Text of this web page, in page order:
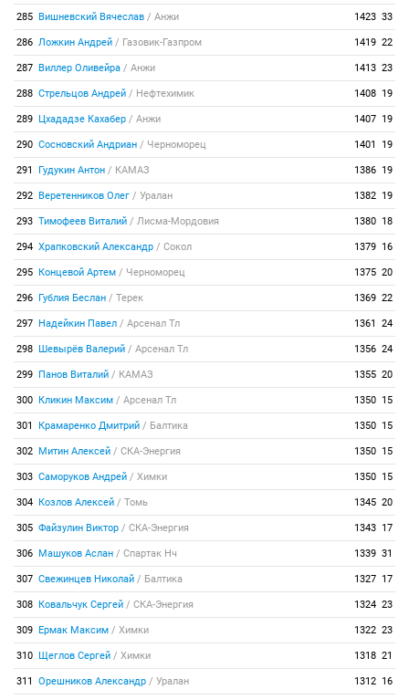
285 Вишневский Вячеслав / Анжи 1423 33
286 Ложкин Андрей / Газовик-Газпром 1419 22
287 Виллер Оливейра / Анжи 1413 23
288 Стрельцов Андрей / Нефтехимик 1408 19
289 Цхададзе Кахабер / Анжи 1407 19
290 Сосновский Андриан / Черноморец 1401 19
291 Гудукин Антон / КАМАЗ 1386 19
292 Веретенников Олег / Уралан 1382 19
293 Тимофеев Виталий / Лисма-Мордовия 1380 18
294 Храпковский Александр / Сокол 1379 16
295 Концевой Артем / Черноморец 1375 20
296 Гублия Беслан / Терек 1369 22
297 Надейкин Павел / Арсенал Тл 1361 24
298 Шевырёв Валерий / Арсенал Тл 1356 24
299 Панов Виталий / КАМАЗ 1355 20
300 Кликин Максим / Арсенал Тл 1350 15
301 Крамаренко Дмитрий / Балтика 1350 15
302 Митин Алексей / СКА-Энергия 1350 15
303 Саморуков Андрей / Химки 1350 15
304 Козлов Алексей / Томь 1345 20
305 Файзулин Виктор / СКА-Энергия 1343 17
306 Машуков Аслан / Спартак Нч 1339 31
307 Свежинцев Николай / Балтика 1327 17
308 Ковальчук Сергей / СКА-Энергия 1324 23
309 Ермак Максим / Химки 1322 23
310 Щеглов Сергей / Химки 1318 21
311 Орешников Александр / Уралан 1312 16